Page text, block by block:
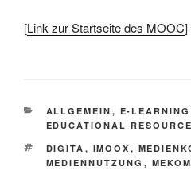
[Link zur Startseite des MOOC]
KATEGORIEN
ALLGEMEIN , E-LEARNING
EDUCATIONAL
SCHLAGWÖRTER
DIGITA , IMOOX ,
MEDIENNUTZUNG ,